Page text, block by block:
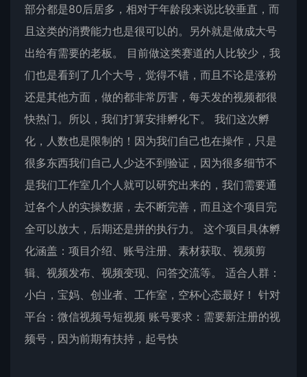
部分都是80后居多，相对于年龄段来说比较垂直，而
且这类的消费能力也是很可以的。另外就是做成大号
出给有需要的老板。 目前做这类赛道的人比较少，我
们也是看到了几个大号，觉得不错，而且不论是涨粉
还是其他方面，做的都非常厉害，每天发的视频都很
快热门。所以，我们打算安排孵化下。 我们这次孵
化，人数也是限制的！因为我们自己也在操作，只是
很多东西我们自己人少达不到验证，因为很多细节不
是我们工作室几个人就可以研究出来的，我们需要通
过各个人的实操数据，去不断完善，而且这个项目完
全可以放大，后期还是拼的执行力。 这个项目具体孵
化涵盖：项目介绍、账号注册、素材获取、视频剪
辑、视频发布、视频变现、问答交流等。 适合人群：
小白，宝妈、创业者、工作室，空杯心态最好！ 针对
平台：微信视频号短视频 账号要求：需要新注册的视
频号，因为前期有扶持，起号快